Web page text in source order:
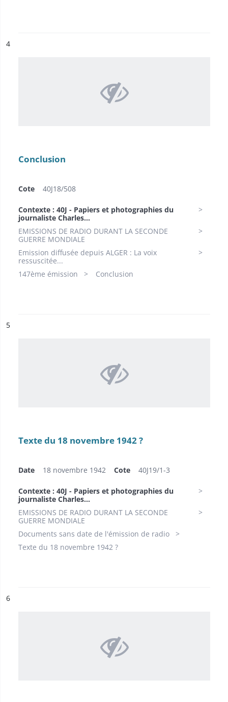
n°
4
Conclusion
Cote 40J18/508
Contexte : 40J - Papiers et photographies du
journaliste Charles...
EMISSIONS DE RADIO DURANT LA SECONDE
GUERRE MONDIALE
Emission diffusée depuis ALGER : La voix
ressuscitée...
147ème émission
Conclusion
n°
5
Texte du 18 novembre 1942 ?
Date 18 novembre 1942 Cote 40J19/1-3
Contexte : 40J - Papiers et photographies du
journaliste Charles...
EMISSIONS DE RADIO DURANT LA SECONDE
GUERRE MONDIALE
Documents sans date de l'émission de radio
Texte du 18 novembre 1942 ?
n°
6